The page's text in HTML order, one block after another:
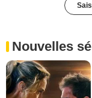
Nouvelles